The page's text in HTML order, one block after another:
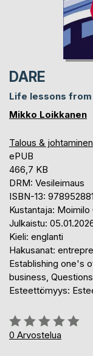
DARE
Life lessons
Mikko Loikkanen
Talous & johtaminen
ePUB
466,7 KB
DRM: Vesileimaus
ISBN-13:
Kustantaja: Moimilo
Julkaistu:
Kieli: englanti
Hakusanat:
Establishing one's
business,
Esteettömyys:
Arvostelu::
0%
0 Arvostelua